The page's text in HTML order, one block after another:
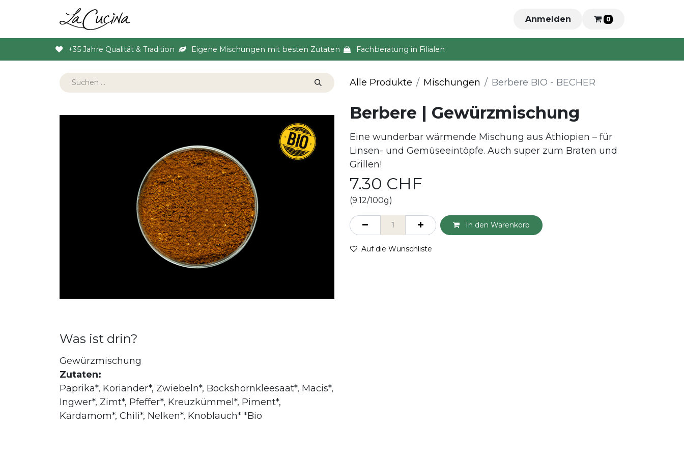
Anmelden 0
+35 Jahre Qualität & Tradition Eigene Mischungen mit besten Zutaten Fachberatung in Filialen
Alle Produkte Mischungen Berbere BIO - BECHER
Berbere | Gewürzmischung
Eine wunderbar wärmende Mischung aus Äthiopien – für
Linsen- und Gemüseeintöpfe. Auch super zum Braten und
Grillen!
7.30 CHF
(9.12/100g)
In den Warenkorb
Auf die Wunschliste
Was ist drin?
Gewürzmischung
Zutaten:
Paprika*, Koriander*, Zwiebeln*, Bockshornkleesaat*, Macis*,
Ingwer*, Zimt*, Pfeffer*, Kreuzkümmel*, Piment*,
Kardamom*, Chili*, Nelken*, Knoblauch* *Bio